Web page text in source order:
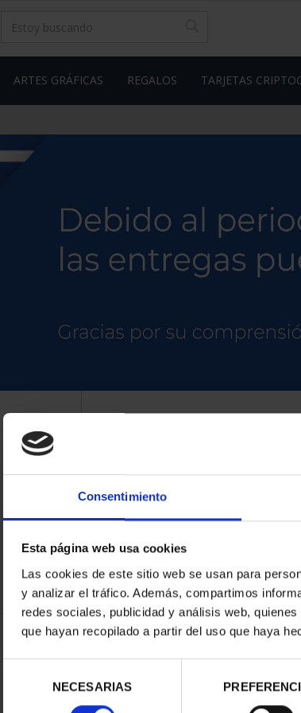
Consentimiento
Esta página web usa cookies
Las cookies de este sitio web se usan para
y analizar el tráfico. Además, compartimos
redes sociales, publicidad y análisis web,
que hayan recopilado a partir del uso que haya
consentimiento
NECESARIAS
ARTES GRÁFICAS REGALOS TARJETAS